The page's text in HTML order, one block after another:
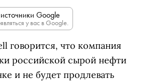
Google
у вас в Google.
говорится, что компания
российской сырой нефти
и не будет продлевать